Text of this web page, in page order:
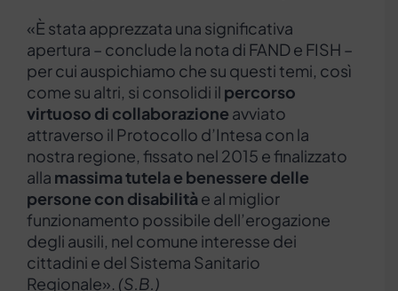
«È stata apprezzata una significativa
apertura – conclude la nota di FAND e FISH –
per cui auspichiamo che su questi temi, così
come su altri, si consolidi il percorso
virtuoso di collaborazione avviato
attraverso il Protocollo d’Intesa con la
nostra regione, fissato nel 2015 e finalizzato
alla massima tutela e benessere delle
persone con disabilità e al miglior
funzionamento possibile dell’erogazione
degli ausili, nel comune interesse dei
cittadini e del Sistema Sanitario
Regionale». (S.B.)